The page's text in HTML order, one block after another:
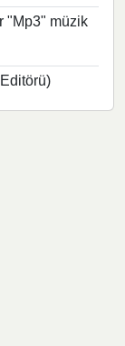
"Mp3" müzik